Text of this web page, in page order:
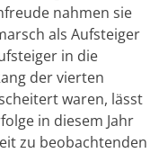
nahmen sie
als Aufsteiger
in die
der vierten
waren, lässt
in diesem Jahr
zu beobachtenden